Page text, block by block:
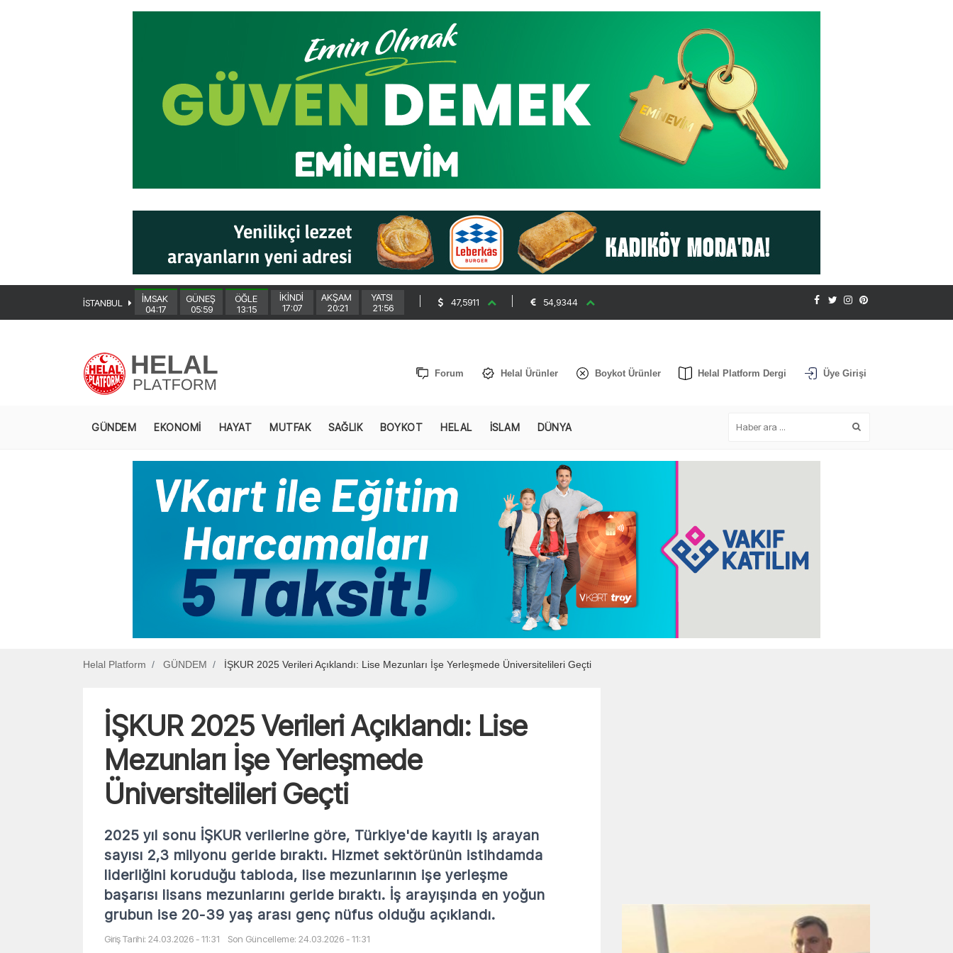
İSTANBUL
İMSAK
04:17
GÜNEŞ
05:59
ÖĞLE
13:15
İKİNDİ
17:07
AKŞAM
20:21
YATSI
21:56
47,5911 54,9344
Forum Helal Ürünler Boykot Ürünler Helal Platform Dergi Üye Girişi
GÜNDEM EKONOMİ HAYAT MUTFAK SAĞLIK BOYKOT HELAL İSLAM DÜNYA
Helal Platform GÜNDEM İŞKUR 2025 Verileri Açıklandı: Lise Mezunları İşe Yerleşmede Üniversitelileri Geçti
İŞKUR 2025 Verileri Açıklandı: Lise
Mezunları İşe Yerleşmede
Üniversitelileri Geçti
2025 yıl sonu İŞKUR verilerine göre, Türkiye'de kayıtlı iş arayan
sayısı 2,3 milyonu geride bıraktı. Hizmet sektörünün istihdamda
liderliğini koruduğu tabloda, lise mezunlarının işe yerleşme
başarısı lisans mezunlarını geride bıraktı. İş arayışında en yoğun
grubun ise 20-39 yaş arası genç nüfus olduğu açıklandı.
Giriş Tarihi: 24.03.2026 - 11:31 Son Güncelleme: 24.03.2026 - 11:31